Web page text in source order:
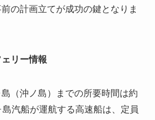
の計画立てが成功の鍵となりま
リー情報
（沖ノ島）までの所要時間は約
汽船が運航する高速船は、定員